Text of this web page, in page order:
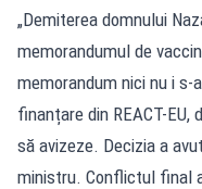
„Demiterea domnului
memorandumul de
memorandum nici nu i s-
finanțare din REACT-
să avizeze. Decizia a
ministru. Conflictul final